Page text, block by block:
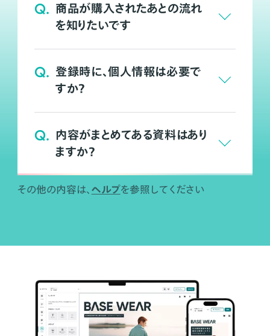
Q. 商品が購入されたあとの流れ
を知りたいです
Q. 登録時に、個人情報は必要で
すか？
Q. 内容がまとめてある資料はあり
ますか？
その他の内容は、 ヘルプを参照してください